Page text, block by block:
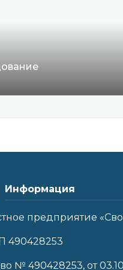
Информация
предприятие
490428253
№ 490428253, от